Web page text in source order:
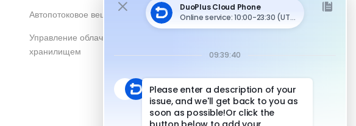
Автопотоковое вещание
Управление облачным
хранилищем